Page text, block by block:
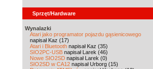
Sprzęt/Hardware
Wynalazki
Atari jako programator pojazdu gąsienicowego
napisał Kaz (17)
Atari i Bluetooth napisał Kaz (35)
SIO2PC-USB napisał Larek (46)
Nowe SIO2SD napisał Larek (0)
SIO2SD w CA12 napisał Urborg (15)